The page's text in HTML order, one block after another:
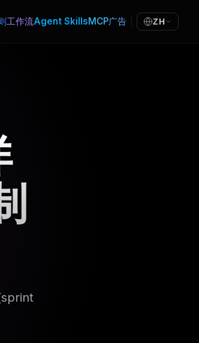
工作流Agent SkillsMCP广告 ZH